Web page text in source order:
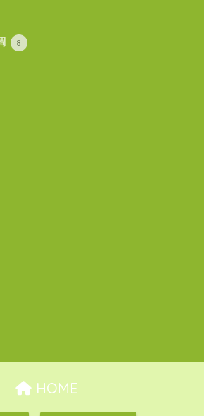
8
HOME